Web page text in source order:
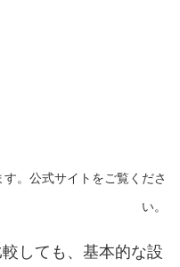
。公式サイトをご覧くださ
い。
しても、基本的な設